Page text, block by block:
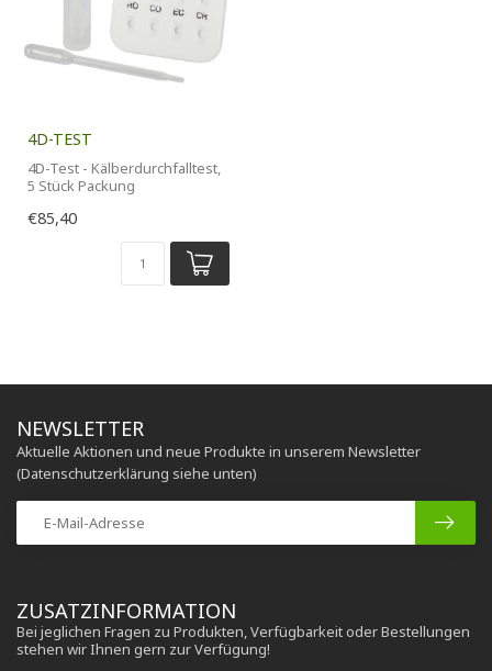
4D-TEST
4D-Test - Kälberdurchfalltest,
5 Stück Packung
€85,40
ZUSATZINFORMATION
Bei jeglichen Fragen zu Produkten, Verfügbarkeit oder Bestellungen
stehen wir Ihnen gern zur Verfügung!
NEWSLETTER
Aktuelle Aktionen und neue Produkte in unserem Newsletter
(Datenschutzerklärung siehe unten)